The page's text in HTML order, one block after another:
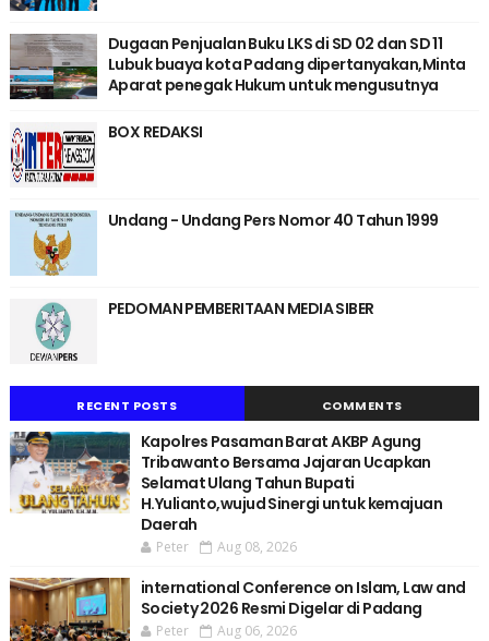
Dugaan Penjualan Buku LKS di SD 02 dan SD 11
Lubuk buaya kota Padang dipertanyakan,Minta
Aparat penegak Hukum untuk mengusutnya
BOX REDAKSI
Undang - Undang Pers Nomor 40 Tahun 1999
PEDOMAN PEMBERITAAN MEDIA SIBER
RECENT POSTS COMMENTS
Kapolres Pasaman Barat AKBP Agung
Tribawanto Bersama Jajaran Ucapkan
Selamat Ulang Tahun Bupati
H.Yulianto,wujud Sinergi untuk kemajuan
Daerah
Peter Aug 08, 2026
international Conference on Islam, Law and
Society 2026 Resmi Digelar di Padang
Peter Aug 06, 2026